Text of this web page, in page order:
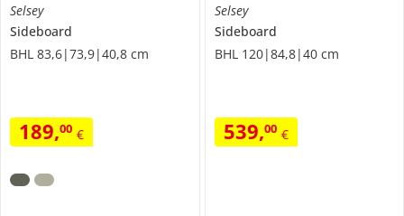
Selsey
Sideboard
BHL 83,6|73,9|40,8 cm
189,00 €
Selsey
Sideboard
BHL 120|84,8|40 cm
539,00 €